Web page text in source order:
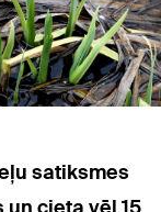
satiksmes